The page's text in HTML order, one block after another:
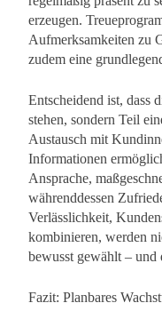
erzeugen.
Aufmerksamkeiten zu
zudem eine
Entscheidend ist, dass
stehen, sondern Teil
Austausch mit
Informationen
Ansprache,
währenddessen
Verlässlichkeit,
kombinieren, werden
bewusst gewählt – und
Fazit: Planbares